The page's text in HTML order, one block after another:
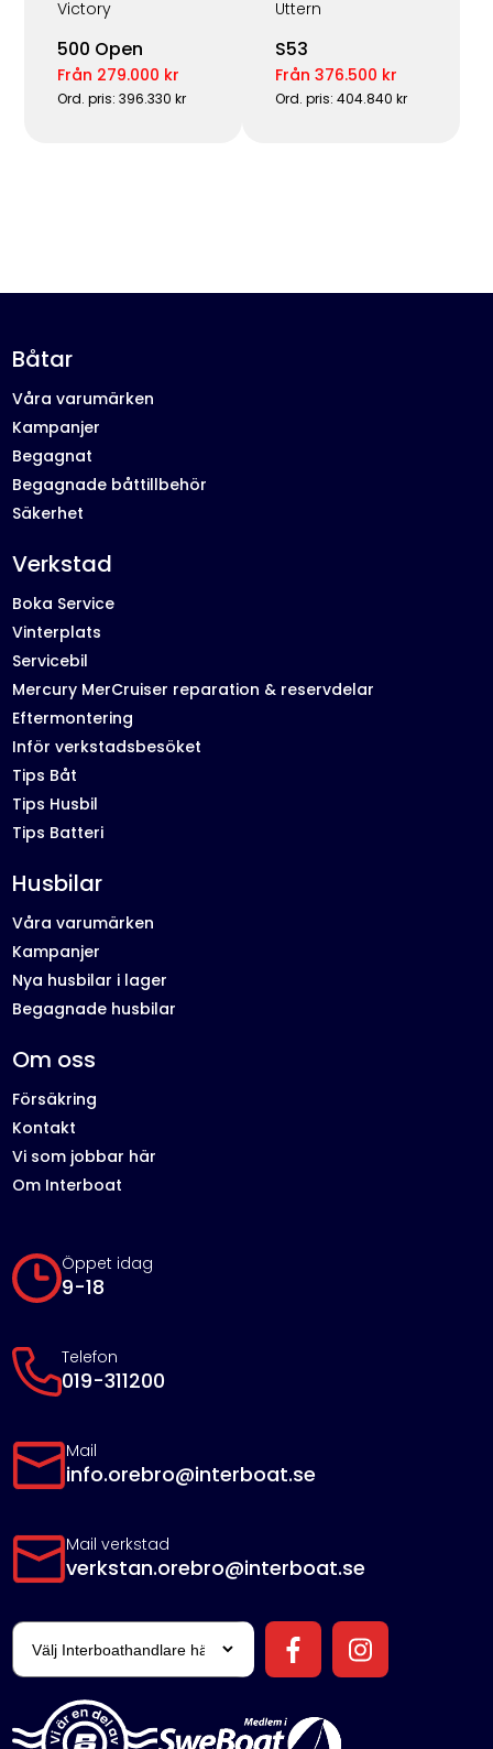
Victory
500 Open
Från 279.000 kr
Ord. pris: 396.330 kr
Uttern
S53
Från 376.500 kr
Ord. pris: 404.840 kr
Öppet idag
9-18
Telefon
019-311200
Mail
info.orebro@interboat.se
Mail verkstad
verkstan.orebro@interboat.se
Båtar
Våra varumärken
Kampanjer
Begagnat
Begagnade båttillbehör
Säkerhet
Verkstad
Boka Service
Vinterplats
Servicebil
Mercury MerCruiser reparation & reservdelar
Eftermontering
Inför verkstadsbesöket
Tips Båt
Tips Husbil
Tips Batteri
Husbilar
Våra varumärken
Kampanjer
Nya husbilar i lager
Begagnade husbilar
Om oss
Försäkring
Kontakt
Vi som jobbar här
Om Interboat